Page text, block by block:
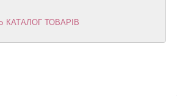
КАТАЛОГ ТОВАРІВ